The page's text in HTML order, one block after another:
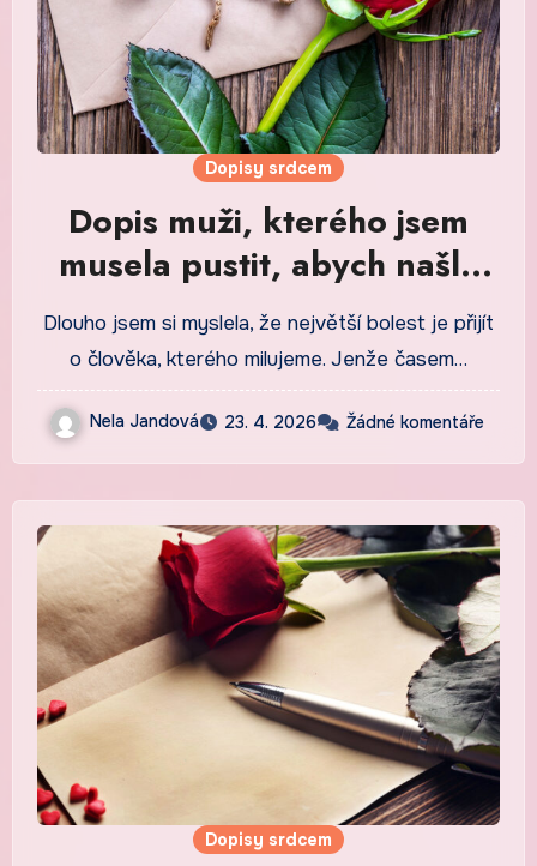
Dopisy srdcem
Dopis muži, kterého jsem
musela pustit, abych našla
sama sebe
Dlouho jsem si myslela, že největší bolest je přijít
o člověka, kterého milujeme. Jenže časem…
Nela Jandová 23. 4. 2026 Žádné komentáře
Dopisy srdcem